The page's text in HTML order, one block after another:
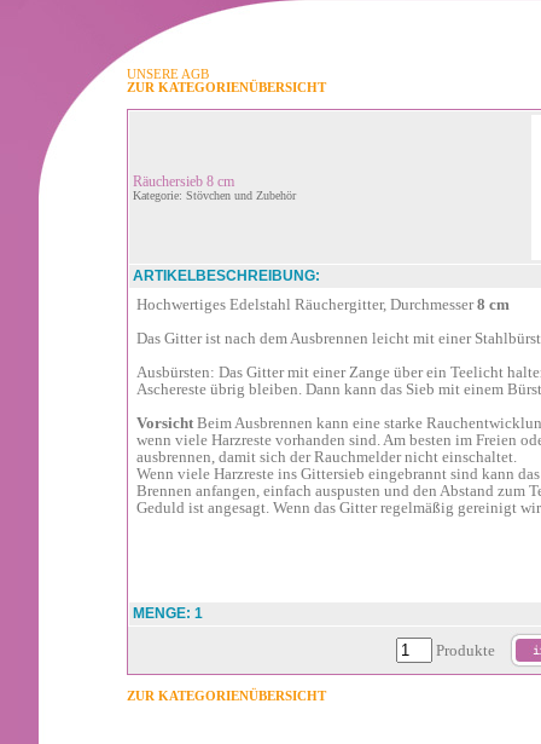
UNSERE AGB
ZUR KATEGORIENÜBERSICHT
Räuchersieb 8 cm
Kategorie: Stövchen und Zubehör
ARTIKELBESCHREIBUNG:
Hochwertiges Edelstahl Räuchergitter, Durchmesser8 cm
Das Gitter ist nach dem Ausbrennen leicht mit einer
Ausbürsten: Das Gitter mit einer Zange über ein Teelicht
Aschereste übrig bleiben. Dann kann das Sieb mit einem
Vorsicht Beim Ausbrennen kann eine starke
wenn viele Harzreste vorhanden sind. Am besten im Freien
ausbrennen, damit sich der Rauchmelder nicht einschaltet.
Wenn viele Harzreste ins Gittersieb eingebrannt sind kann
Brennen anfangen, einfach auspusten und den Abstand zum
Geduld ist angesagt. Wenn das Gitter regelmäßig gereinigt
MENGE: 1
Produkte
ZUR KATEGORIENÜBERSICHT